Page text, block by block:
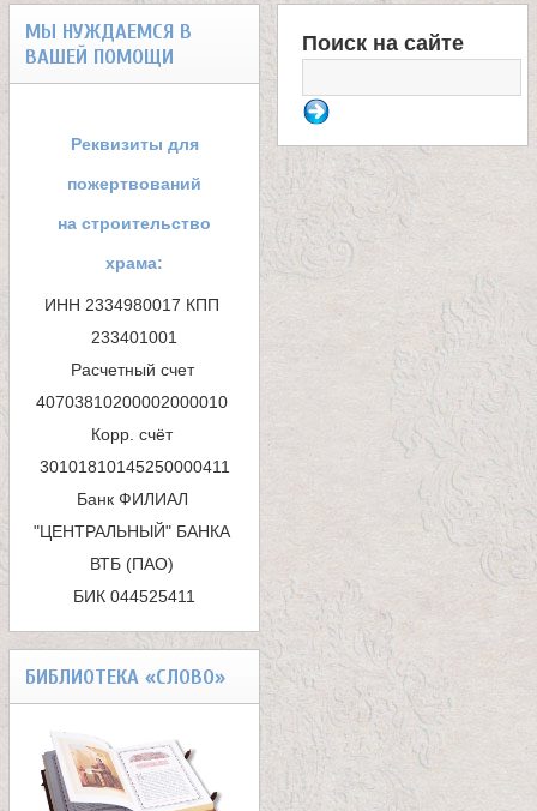
у
е
л
МЫ НУЖДАЕМСЯ В
ВАШЕЙ ПОМОЩИ
Реквизиты для
пожертвований
на строительство
храма:
ИНН 2334980017 КПП
233401001
Расчетный счет
40703810200002000010
Корр. счёт
Банк ФИЛИАЛ
"ЦЕНТРАЛЬНЫЙ" БАНКА
ВТБ (ПАО)
БИК 044525411
БИБЛИОТЕКА «СЛОВО»
Ф
о
м
а
Поиск на сайте